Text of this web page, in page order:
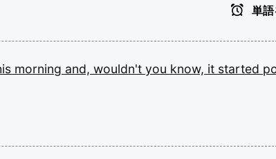
単語
morning and, wouldn't you know, it started